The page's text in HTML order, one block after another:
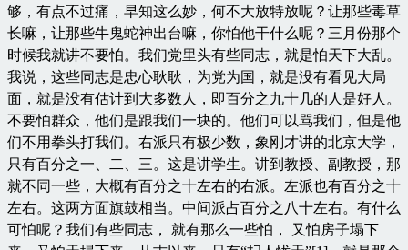
够，有点不过痛，早知这么妙，何不大放特放呢？让那些毒草
长嘛，让那些牛鬼蛇神出台嘛，你怕他干什么呢？三月份那个
时候我就讲不要怕。我们党里头有些同志，就是怕天下大乱。
我说，这些同志是忠心耿耿，为党为国，就是没有看见大局
面，就是没有估计到大多数人，即百分之九十几的人是好人。
不要怕群众，他们是跟我们一块的。他们可以骂我们，但是他
们不用拳头打我们。右派只有极少数，象刚才讲的北京大学，
只有百分之一、二、三。这是讲学生。讲到教授、副教授，那
就不同一些，大概有百分之十左右的右派。左派也有百分之十
左右。这两方面旗鼓相当。中间派占百分之八十左右。有什么
可怕呢？我们有些同志， 就有那么一些怕， 又怕房子塌下